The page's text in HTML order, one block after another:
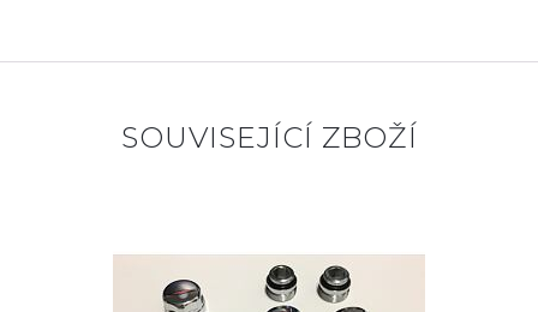
SOUVISEJÍCÍ ZBOŽÍ